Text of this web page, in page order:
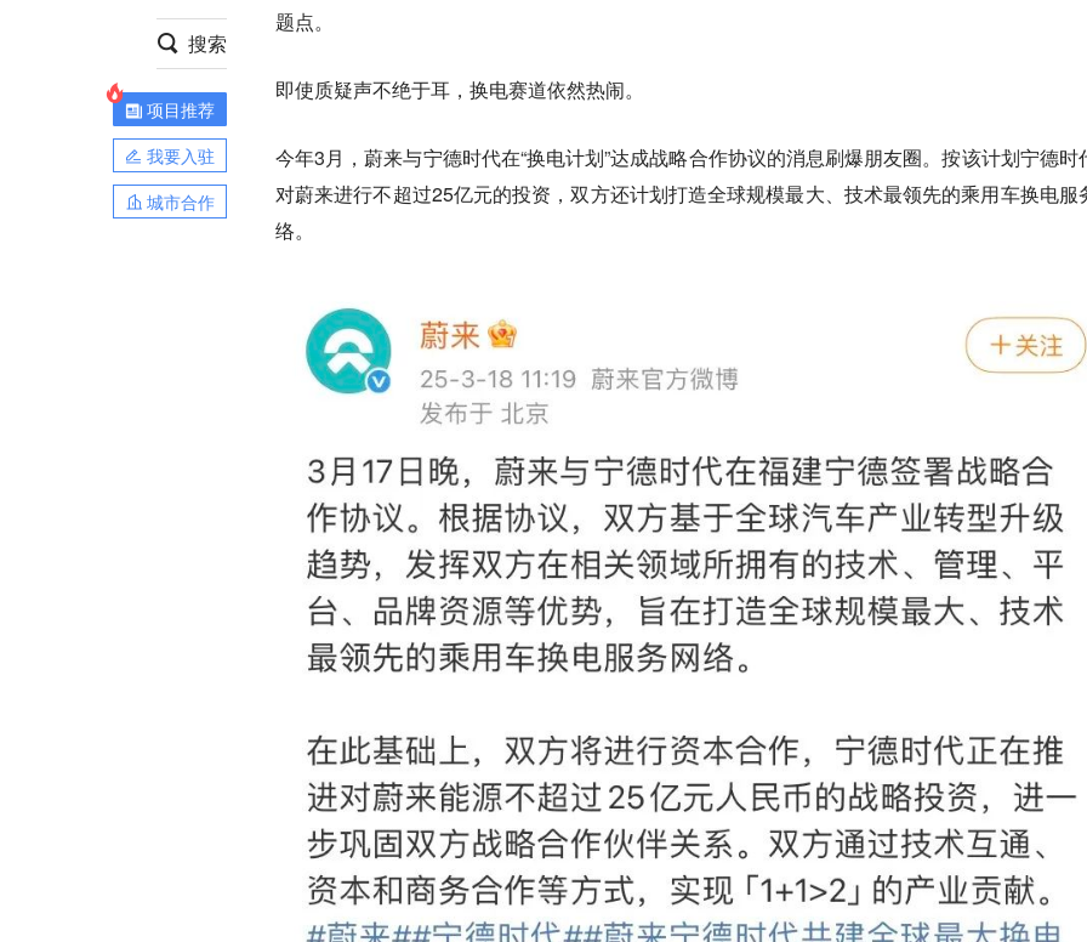
搜索
项目推荐
我要入驻
城市合作
题点。
即使质疑声不绝于耳，换电赛道依然热闹。
今年3月，蔚来与宁德时代在“换电计划”达成战略合作协议的消息刷爆朋友圈。按该计划宁德时
对蔚来进行不超过25亿元的投资，双方还计划打造全球规模最大、技术最领先的乘用车换电服
络。